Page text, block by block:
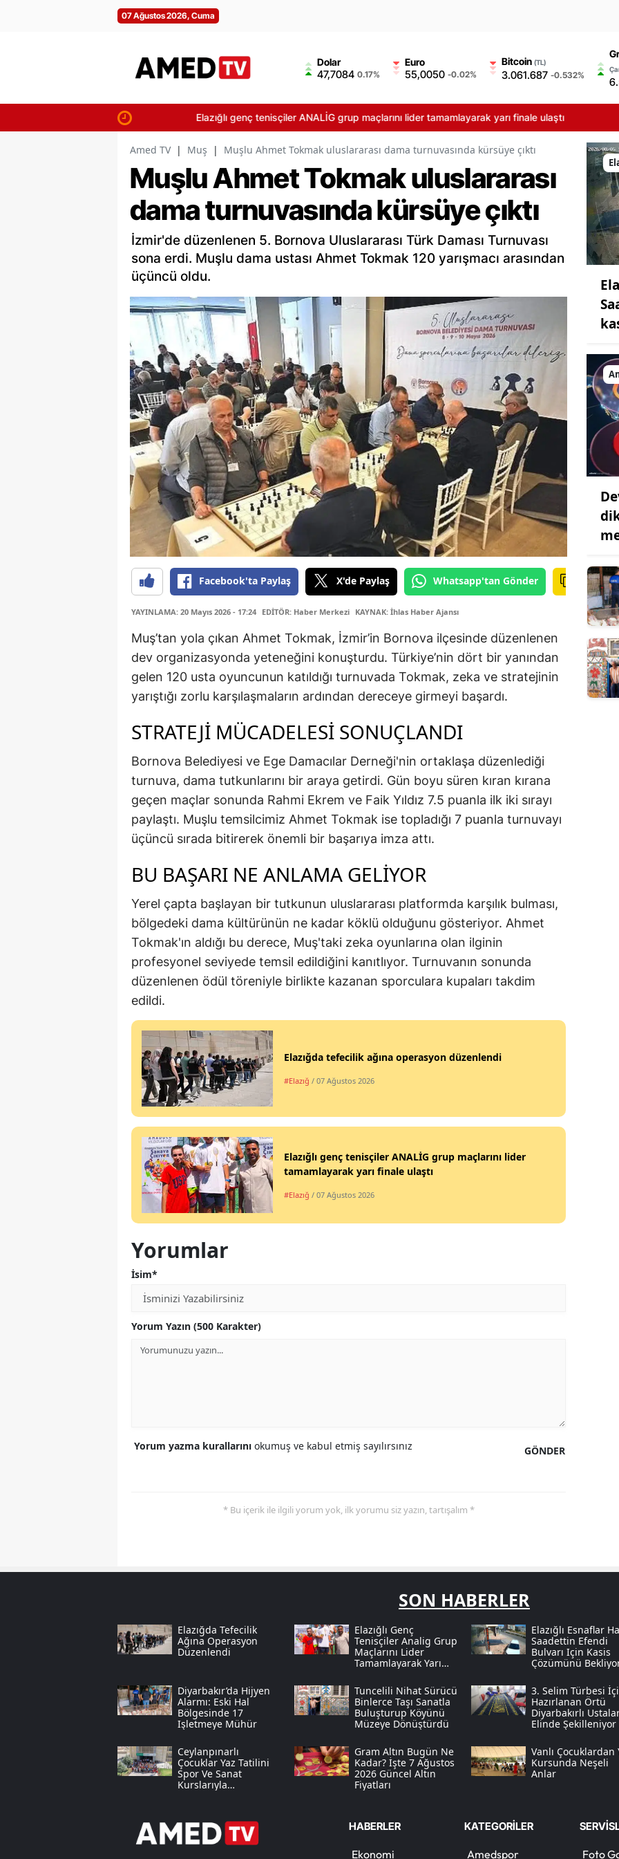
07 Ağustos 2026, Cuma
Dolar
47,7084 0.17%
Euro
55,0050 -0.02%
Bitcoin (TL)
3.061.687 -0.532%
Elazığlı genç tenisçiler ANALİG grup maçlarını lider tamamlayarak yarı finale ulaştı
Amed TV | Muş | Muşlu Ahmet Tokmak uluslararası dama turnuvasında kürsüye çıktı
Muşlu Ahmet Tokmak uluslararası
dama turnuvasında kürsüye çıktı
İzmir'de düzenlenen 5. Bornova Uluslararası Türk Daması Turnuvası
sona erdi. Muşlu dama ustası Ahmet Tokmak 120 yarışmacı arasından
üçüncü oldu.
Facebook'ta Paylaş X'de Paylaş Whatsapp'tan Gönder
YAYINLAMA: 20 Mayıs 2026 - 17:24 EDİTÖR: Haber Merkezi KAYNAK: İhlas Haber Ajansı
Muş’tan yola çıkan Ahmet Tokmak, İzmir’in Bornova ilçesinde düzenlenen
dev organizasyonda yeteneğini konuşturdu. Türkiye’nin dört bir yanından
gelen 120 usta oyuncunun katıldığı turnuvada Tokmak, zeka ve stratejinin
yarıştığı zorlu karşılaşmaların ardından dereceye girmeyi başardı.
STRATEJİ MÜCADELESİ SONUÇLANDI
Bornova Belediyesi ve Ege Damacılar Derneği'nin ortaklaşa düzenlediği
turnuva, dama tutkunlarını bir araya getirdi. Gün boyu süren kıran kırana
geçen maçlar sonunda Rahmi Ekrem ve Faik Yıldız 7.5 puanla ilk iki sırayı
paylaştı. Muşlu temsilcimiz Ahmet Tokmak ise topladığı 7 puanla turnuvayı
üçüncü sırada bitirerek önemli bir başarıya imza attı.
BU BAŞARI NE ANLAMA GELİYOR
Yerel çapta başlayan bir tutkunun uluslararası platformda karşılık bulması,
bölgedeki dama kültürünün ne kadar köklü olduğunu gösteriyor. Ahmet
Tokmak'ın aldığı bu derece, Muş'taki zeka oyunlarına olan ilginin
profesyonel seviyede temsil edildiğini kanıtlıyor. Turnuvanın sonunda
düzenlenen ödül töreniyle birlikte kazanan sporculara kupaları takdim
edildi.
Elazığda tefecilik ağına operasyon düzenlendi
#Elazığ / 07 Ağustos 2026
Elazığlı genç tenisçiler ANALİG grup maçlarını lider
tamamlayarak yarı finale ulaştı
#Elazığ / 07 Ağustos 2026
Yorumlar
İsim*
Yorum Yazın (500 Karakter)
GÖNDER
Yorum yazma kurallarını okumuş ve kabul etmiş sayılırsınız
* Bu içerik ile ilgili yorum yok, ilk yorumu siz yazın, tartışalım *
SON HABERLER
Elazığda Tefecilik
Ağına Operasyon
Düzenlendi
Elazığlı Genç
Tenisçiler Anali̇g Grup
Maçlarını Lider
Tamamlayarak Yarı
Elazığlı Esnaflar
Saadettin Efendi
Bulvarı Için Kasis
Çözümünü
Diyarbakır’da Hijyen
Alarmı: Eski Hal
Bölgesinde 17
Işletmeye Mühür
Tuncelili Nihat Sürücü
Binlerce Taşı Sanatla
Buluşturup Köyünü
Müzeye Dönüştürdü
3. Selim Türbesi
Hazırlanan Örtü
Diyarbakırlı
Elinde Şekilleniyor
Ceylanpınarlı
Çocuklar Yaz Tatilini
Spor Ve Sanat
Kurslarıyla
Gram Altın Bugün Ne
Kadar? İşte 7 Ağustos
2026 Güncel Altın
Fiyatları
Vanlı Çocuklardan
Kursunda Neşeli
Anlar
HABERLER
Ekonomi
KATEGORİLER
Amedspor Foto